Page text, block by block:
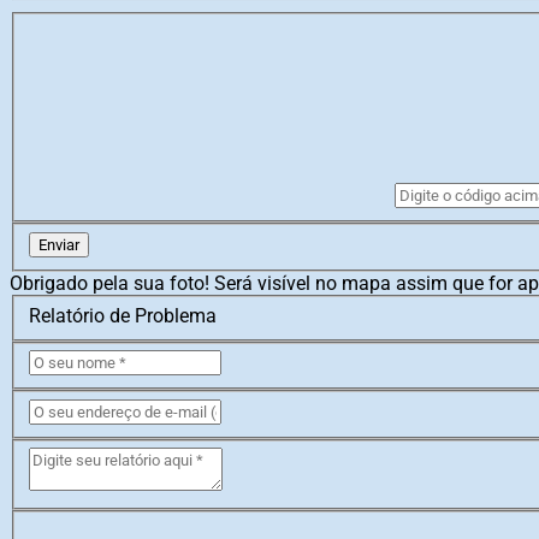
Enviar
Obrigado pela sua foto! Será visível no mapa assim que for
Relatório de Problema